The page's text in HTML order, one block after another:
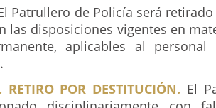
Patrullero de Policía será
las disposiciones vigentes en
aplicables al
RETIRO POR DESTITUCIÓN. El